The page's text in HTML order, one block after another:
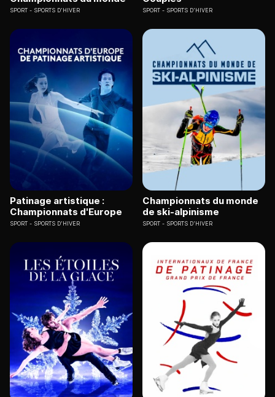
SPORT SPORTS D'HIVER SPORT SPORTS D'HIVER
Patinage artistique :
Championnats d'Europe
SPORT SPORTS D'HIVER
Championnats du monde
de ski-alpinisme
SPORT SPORTS D'HIVER